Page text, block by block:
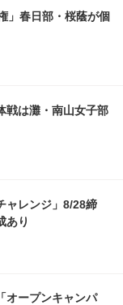
」春日部・桜蔭が個
戦は灘・南山女子部
ャレンジ」8/28締
あり
オープンキャンパ